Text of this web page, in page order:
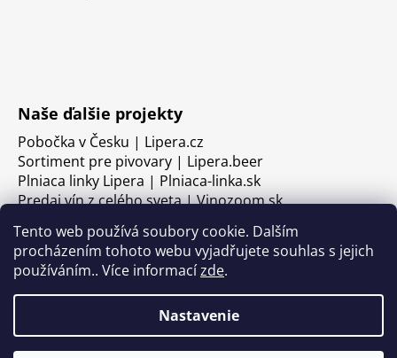
Tento web používá soubory cookie. Dalším
procházením tohoto webu vyjadřujete souhlas s jejich
používáním.. Více informacízde.
Nastavenie
Naše ďalšie projekty
Pobočka v Česku | Lipera.cz
Sortiment pre pivovary | Lipera.beer
Plniaca linky Lipera | Plniaca-linka.sk
Predaj vín z celého sveta | Vinozoom.sk